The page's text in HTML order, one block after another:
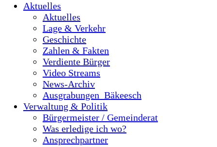
Aktuelles
Aktuelles
Lage & Verkehr
Geschichte
Zahlen & Fakten
Verdiente Bürger
Video Streams
News-Archiv
Ausgrabungen_Bäkeesch
Verwaltung & Politik
Bürgermeister / Gemeinderat
Was erledige ich wo?
Ansprechpartner